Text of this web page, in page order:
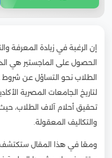
إن الرغبة في زيادة
الحصول على الماجستير هي
الطلاب نحو التساؤل عن شروط
لتاريخ الجامعات المصرية
تحقيق أحلام آلاف الطلاب،
والتكاليف المعقولة.
ومعًا في هذا المقال ستكتشف